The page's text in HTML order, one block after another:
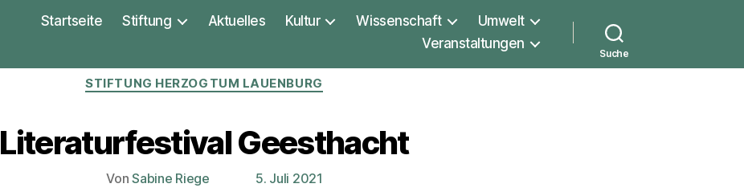
Startseite Stiftung Aktuelles Kultur Wissenschaft
Umwelt
Veranstaltungen
Suche
Kategorien
STIFTUNG HERZOGTUM LAUENBURG
Literaturfestival Geesthacht
Beitragsautor
VonSabine Riege Veröffentlichungsdatum
5. Juli 2021